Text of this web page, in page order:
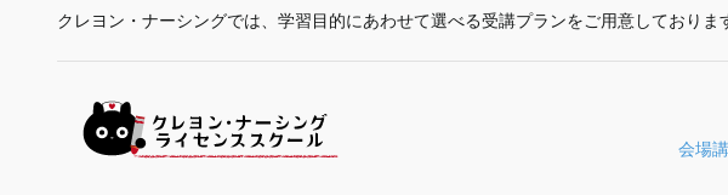
クレヨン・ナーシングでは、学習目的にあわせて選べる受講プランをご用意しておりま
会場